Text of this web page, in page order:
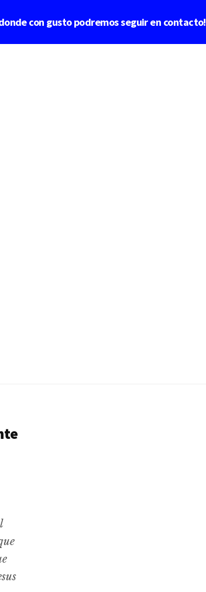
con gusto podremos seguir en contacto!